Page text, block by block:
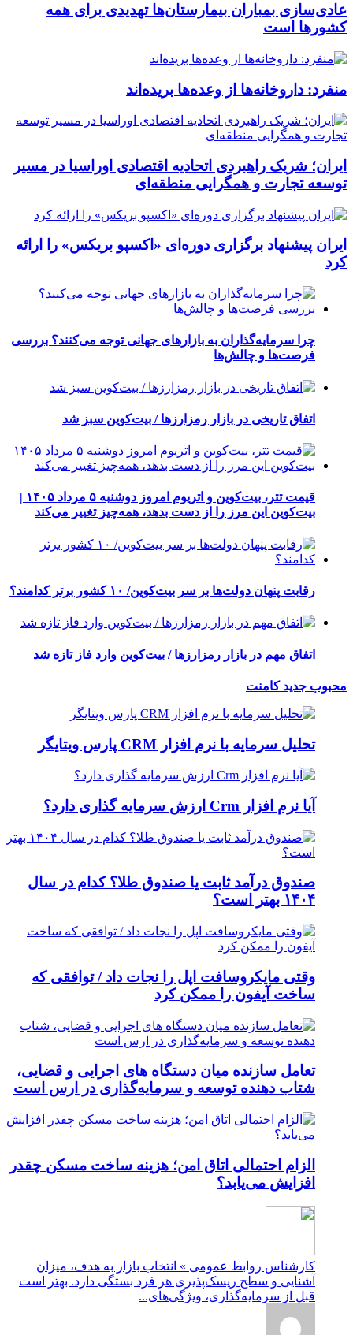
عادی‌سازی بمباران بیمارستان‌ها تهدیدی برای همه
کشورها است
منفرد: داروخانه‌ها از وعده‌ها بریده‌اند
ایران؛ شریک راهبردی اتحادیه اقتصادی اوراسیا در مسیر
توسعه تجارت و همگرایی منطقه‌ای
ایران پیشنهاد برگزاری دوره‌ای «اکسپو بریکس» را ارائه
کرد
چرا سرمایه‌گذاران به بازارهای جهانی توجه می‌کنند؟ بررسی
فرصت‌ها و چالش‌ها
اتفاق تاریخی در بازار رمزارزها / بیت‌کوین سبز شد
بیت‌کوین این مرز را از دست بدهد، همه‌چیز تغییر می‌کند
رقابت پنهان دولت‌ها بر سر بیت‌کوین/ ۱۰ کشور برتر کدامند؟
اتفاق مهم در بازار رمزارزها / بیت‌کوین وارد فاز تازه شد
محبوب جدیدکامنت
تحلیل سرمایه با نرم افزار CRM پارس ویتایگر
آیا نرم افزار Crm ارزش سرمایه گذاری دارد؟
صندوق درآمد ثابت یا صندوق طلا؟ کدام در سال
۱۴۰۴ بهتر است؟
وقتی مایکروسافت اپل را نجات داد / توافقی که
ساخت آیفون را ممکن کرد
تعامل سازنده میان دستگاه‌ های اجرایی و قضایی،
شتاب‌ دهنده توسعه و سرمایه‌گذاری در ارس است
الزام احتمالی اتاق امن؛ هزینه ساخت مسکن چقدر
افزایش می‌یابد؟
کارشناس روابط عمومی » انتخاب بازار به هدف، میزان
آشنایی و سطح ریسک‌پذیری هر فرد بستگی دارد. بهتر است
قبل از سرمایه‌گذاری، ویژگی‌های...